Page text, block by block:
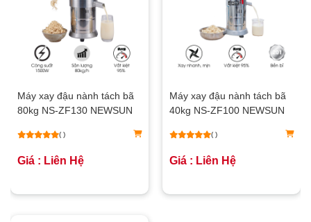
Máy xay đậu nành tách bã
80kg NS-ZF130 NEWSUN
( )
Giá : Liên Hệ
Máy xay đậu nành tách bã
40kg NS-ZF100 NEWSUN
( )
Giá : Liên Hệ